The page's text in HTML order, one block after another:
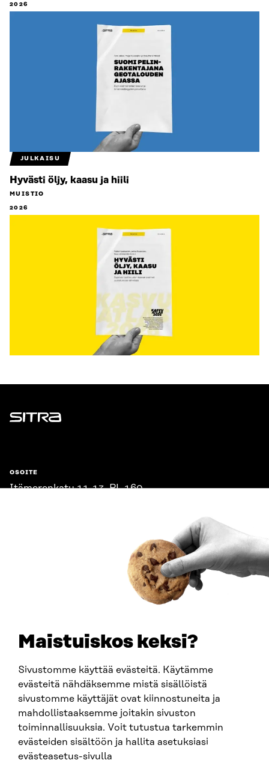
Maistuiskos keksi?
Sivustomme käyttää evästeitä. Käytämme
evästeitä nähdäksemme mistä sisällöistä
sivustomme käyttäjät ovat kiinnostuneita ja
mahdollistaaksemme joitakin sivuston
toiminnallisuuksia. Voit tutustua tarkemmin
evästeiden sisältöön ja hallita asetuksiasi
evästeasetus-sivulla
2026
JULKAISU
Hyvästi öljy, kaasu ja hiili
MUISTIO
2026
Sitra
OSOITE
Itämerenkatu 11-13, PL 160,
SITRA SOSIAALISESSA MEDIASSA
LinkedIn
Instagram
YouTube